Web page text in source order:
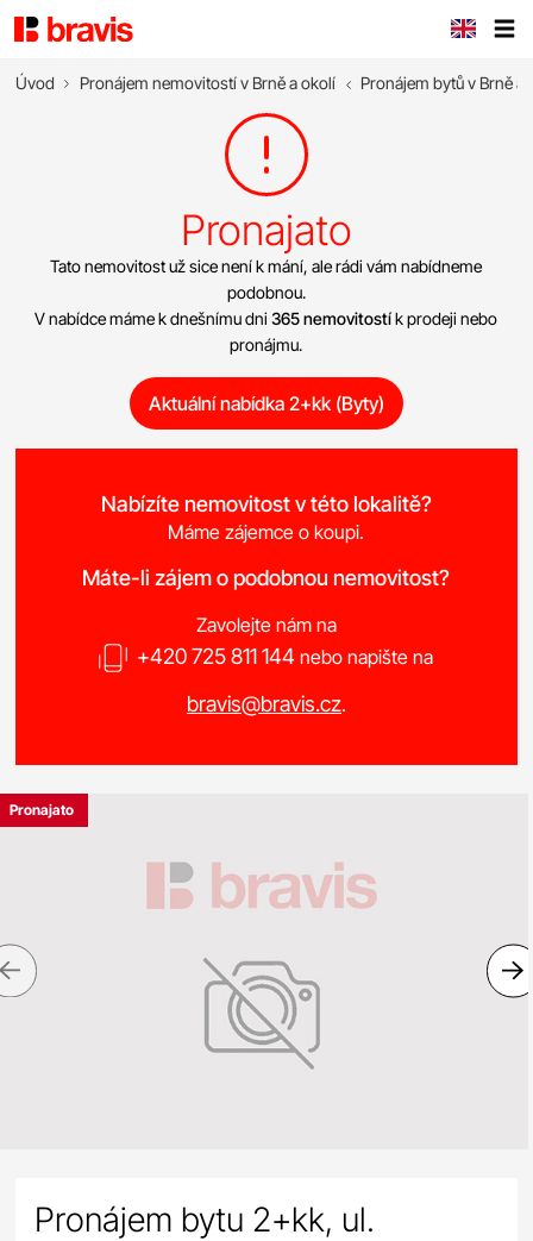
Úvod Pronájem nemovitostí v Brně a okolí Pronájem bytů v Brně a
Pronajato
Tato nemovitost už sice není k mání, ale rádi vám nabídneme
podobnou.
V nabídce máme k dnešnímu dni365 nemovitostík prodeji nebo
pronájmu.
Aktuální nabídka 2+kk (Byty)
Nabízíte nemovitost v této lokalitě?
Máme zájemce o koupi.
Máte-li zájem o podobnou nemovitost?
Zavolejte nám na
+420 725 811 144 nebo napište na
bravis@bravis.cz.
Pronajato
Pronájem bytu 2+kk, ul.